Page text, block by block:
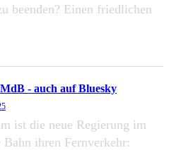
beenden? Einen friedlichen
- auch auf Bluesky
ist die neue Regierung im
ihren Fernverkehr: